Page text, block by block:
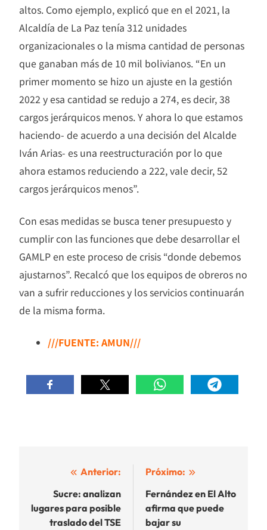
altos. Como ejemplo, explicó que en el 2021, la
Alcaldía de La Paz tenía 312 unidades
organizacionales o la misma cantidad de personas
que ganaban más de 10 mil bolivianos. “En un
primer momento se hizo un ajuste en la gestión
2022 y esa cantidad se redujo a 274, es decir, 38
cargos jerárquicos menos. Y ahora lo que estamos
haciendo- de acuerdo a una decisión del Alcalde
Iván Arias- es una reestructuración por lo que
ahora estamos reduciendo a 222, vale decir, 52
cargos jerárquicos menos”.
Con esas medidas se busca tener presupuesto y
cumplir con las funciones que debe desarrollar el
GAMLP en este proceso de crisis “donde debemos
ajustarnos”. Recalcó que los equipos de obreros no
van a sufrir reducciones y los servicios continuarán
de la misma forma.
///FUENTE: AMUN///
Navegación
entradas
Anterior:
Sucre: analizan
lugares para posible
traslado del TSE
Próximo:
Fernández en El Alto
afirma que puede
bajar su